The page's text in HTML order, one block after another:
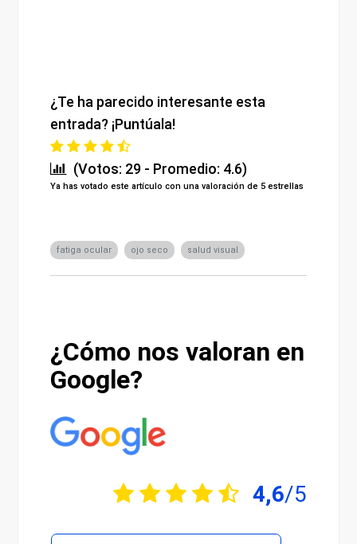
¿Te ha parecido interesante esta
entrada? ¡Puntúala!
(Votos: 29 - Promedio: 4.6)
Ya has votado este artículo con una valoración de 5 estrellas
fatiga ocular ojo seco salud visual
¿Cómo nos valoran en
Google?
4,6/5